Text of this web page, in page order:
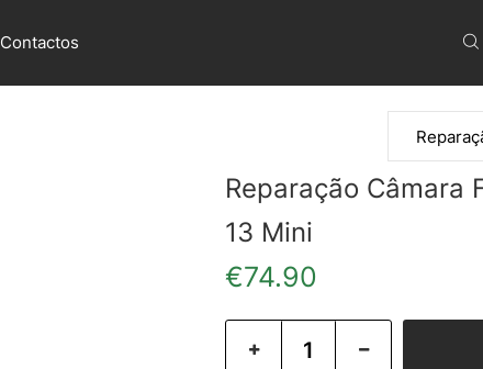
Contactos
Reparação Câmara
13 Mini
€74.90